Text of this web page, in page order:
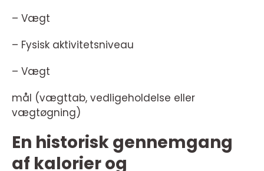
– Vægt
– Fysisk aktivitetsniveau
– Vægt
mål (vægttab, vedligeholdelse eller
vægtøgning)
En historisk gennemgang
af kalorier og